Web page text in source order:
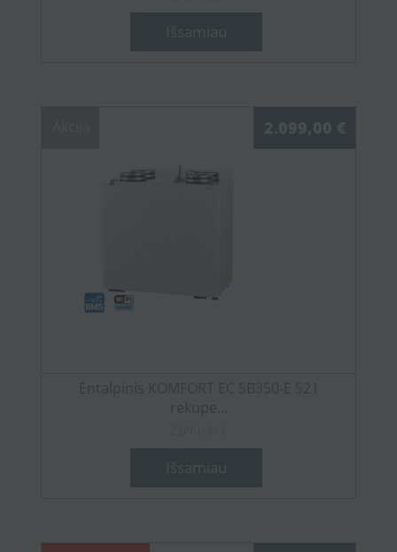
Išsamiau
2.099,00 €
Entalpinis KOMFORT EC SB350-E S21
rekupe...
Išsamiau